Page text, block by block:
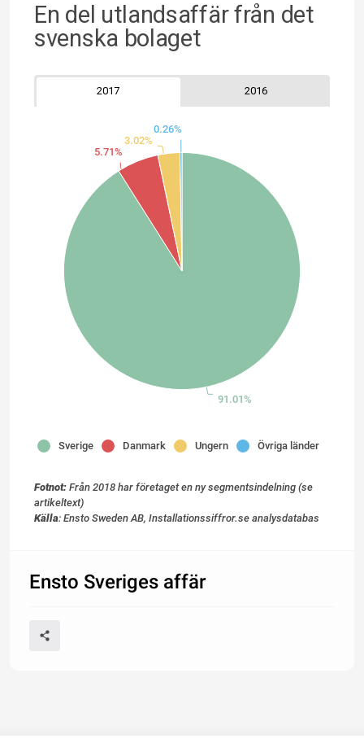
En del utlandsaffär från det
svenska bolaget
2017 2016
Sverige Danmark Ungern Övriga länder
91.01%
5.71%
3.02%
0.26%
Fotnot: Från 2018 har företaget en ny segmentsindelning (se
artikeltext)
Källa: Ensto Sweden AB, Installationssiffror.se analysdatabas
Ensto Sveriges affär